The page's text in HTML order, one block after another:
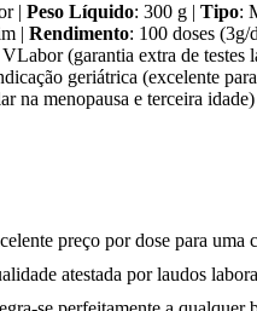
| Peso Líquido: 300 g | Tipo:
| Rendimento: 100 doses (3g/
(garantia extra de testes
geriátrica (excelente
na menopausa e terceira idade)
preço por dose para uma
atestada por laudos